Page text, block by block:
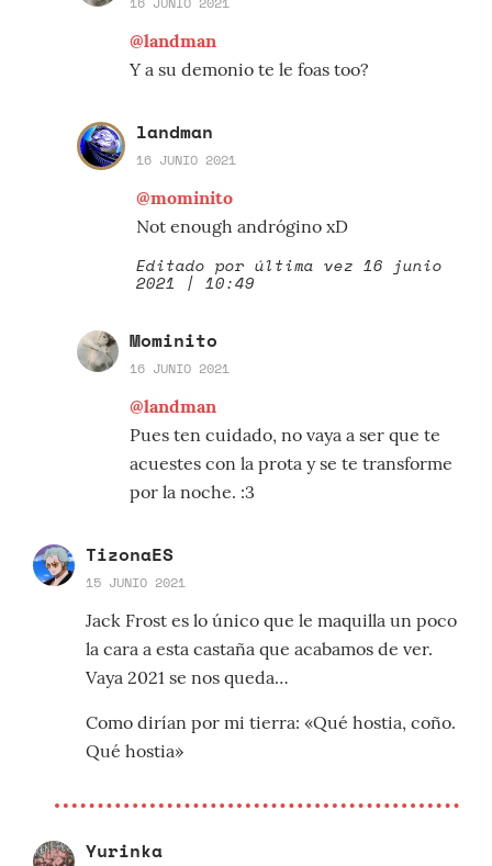
@landman
Y a su demonio te le foas too?
landman
16 JUNIO 2021
@mominito
Not enough andrógino xD
Editado por última vez 16 junio
2021 | 10:49
Mominito
16 JUNIO 2021
@landman
Pues ten cuidado, no vaya a ser que te
acuestes con la prota y se te transforme
por la noche. :3
TizonaES
15 JUNIO 2021
Jack Frost es lo único que le maquilla un poco
la cara a esta castaña que acabamos de ver.
Vaya 2021 se nos queda…
Como dirían por mi tierra: «Qué hostia, coño.
Qué hostia»
Yurinka